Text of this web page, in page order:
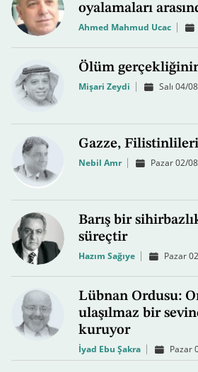
oyalamaları
Ahmed Mahmud Ucac
Ölüm
Mişari Zeydi Salı 04/
Gazze,
Nebil Amr Pazar 02/
Barış bir
süreçtir
Hazım Sağıye Pazar
Lübnan Ordusu:
ulaşılmaz bir
kuruyor
İyad Ebu Şakra Pazar